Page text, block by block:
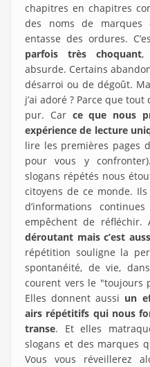
chapitres en chapitres
des noms de marques
entasse des ordures.
parfois très choquant,
absurde. Certains
désarroi ou de dégoût.
j’ai adoré ? Parce que
pur. Car ce que nous
expérience de lecture
lire les premières pages
pour vous y
slogans répétés nous
citoyens de ce monde.
d’informations
empêchent de
déroutant mais c’est
répétition souligne la
spontanéité, de vie,
courent vers le "toujours
Elles donnent aussi un
airs répétitifs qui nous
transe. Et elles
slogans et des marques
Vous vous réveillerez